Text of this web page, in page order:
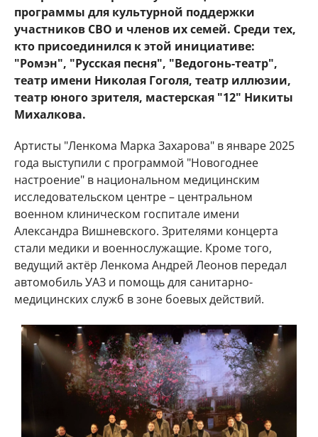
программы для культурной поддержки
участников СВО и членов их семей. Среди тех,
кто присоединился к этой инициативе:
"Ромэн", "Русская песня", "Ведогонь-театр",
театр имени Николая Гоголя, театр иллюзии,
театр юного зрителя, мастерская "12" Никиты
Михалкова.
Артисты "Ленкома Марка Захарова" в январе 2025
года выступили с программой "Новогоднее
настроение" в национальном медицинским
исследовательском центре – центральном
военном клиническом госпитале имени
Александра Вишневского. Зрителями концерта
стали медики и военнослужащие. Кроме того,
ведущий актёр Ленкома Андрей Леонов передал
автомобиль УАЗ и помощь для санитарно-
медицинских служб в зоне боевых действий.